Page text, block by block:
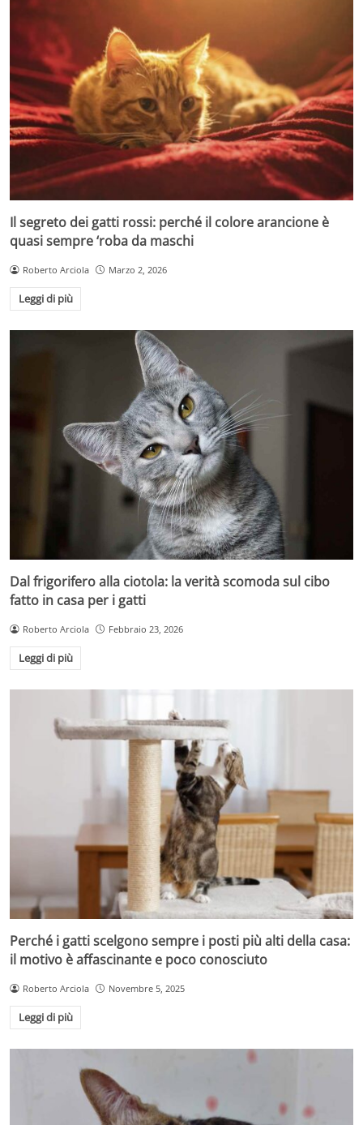
Il segreto dei gatti rossi: perché il colore arancione è
quasi sempre ‘roba da maschi
Roberto Arciola Marzo 2, 2026
Leggi di più
Dal frigorifero alla ciotola: la verità scomoda sul cibo
fatto in casa per i gatti
Roberto Arciola Febbraio 23, 2026
Leggi di più
Perché i gatti scelgono sempre i posti più alti della casa:
il motivo è affascinante e poco conosciuto
Roberto Arciola Novembre 5, 2025
Leggi di più